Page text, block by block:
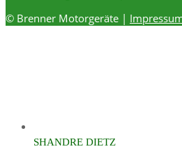
© Brenner Motorgeräte |
SHANDRE DIETZ